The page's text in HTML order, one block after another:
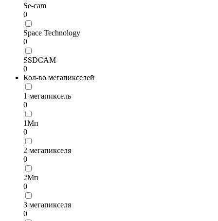
Se-cam
0
Space Technology
0
SSDCAM
0
Кол-во мегапикселей
1 мегапиксель
0
1Мп
0
2 мегапикселя
0
2Мп
0
3 мегапикселя
0